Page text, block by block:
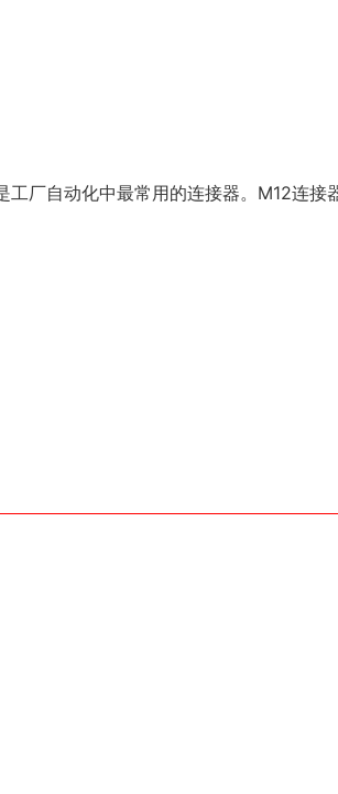
厂自动化中最常用的连接器。M12连接